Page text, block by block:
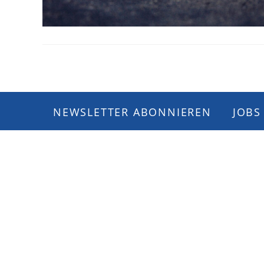
NEWSLETTER ABONNIEREN JOBS